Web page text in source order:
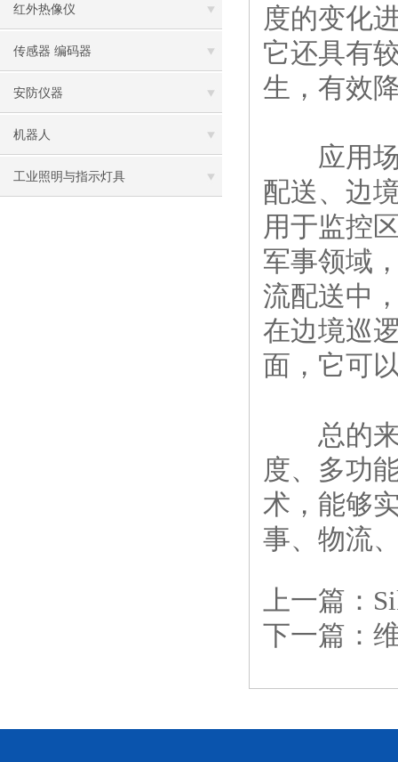
红外热像仪
传感器 编码器
安防仪器
机器人
工业照明与指示灯具
度的变化
它还具有
生，有效
应用场
配送、边
用于监控
军事领域
流配送中
在边境巡
面，它可
总的来
度、多功
术，能够
事、物流
上一篇：
下一篇：